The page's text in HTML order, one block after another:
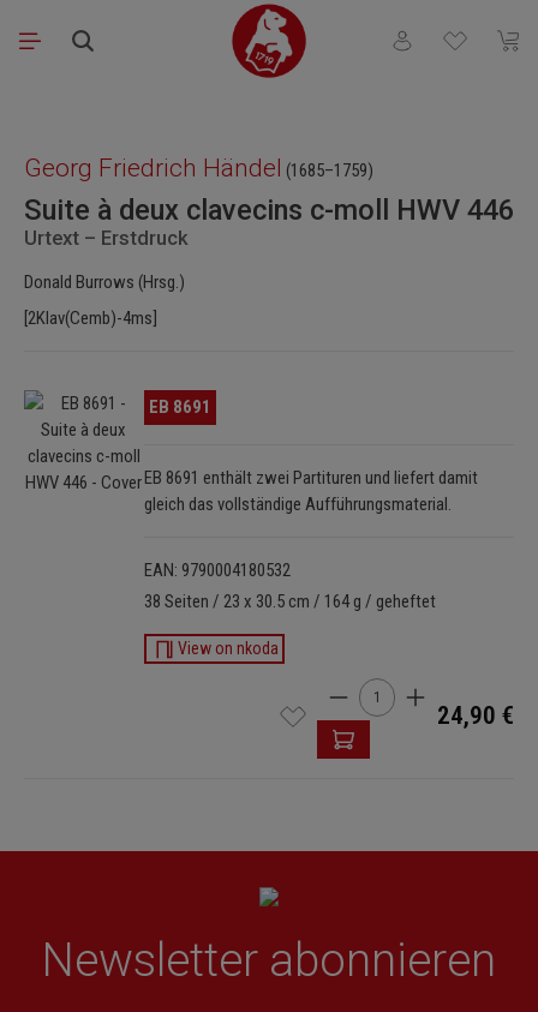
Zum Hauptinhalt springen
Du hast 0
Georg Friedrich Händel (1685–1759)
Suite à deux clavecins c-moll HWV 446
Urtext – Erstdruck
Donald Burrows (Hrsg.)
[2Klav(Cemb)-4ms]
Bildergalerie überspringen
EB 8691
EB 8691 enthält zwei Partituren und liefert damit
gleich das vollständige Aufführungsmaterial.
EAN: 9790004180532
38 Seiten / 23 x 30.5 cm / 164 g / geheftet
View on nkoda
Produkt Anzahl: Gib
24,90 €
Newsletter abonnieren